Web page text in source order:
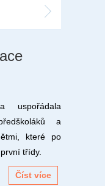
uspořádala
a
které po
třídy.
Číst více